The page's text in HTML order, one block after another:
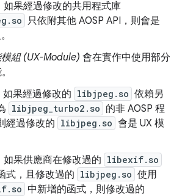
如果經過修改的共用程式庫
只依附其他 AOSP API，則會是
組 (UX-Module) 會在實作中使用部分
如果經過修改的 libjpeg.so 依賴另
libjpeg_turbo2.so 的非 AOSP 程
經過修改的 libjpeg.so 會是 UX 模
如果供應商在修改過的 libexif.so
式，且修改過的 libjpeg.so 使用
中新增的函式，則修改過的